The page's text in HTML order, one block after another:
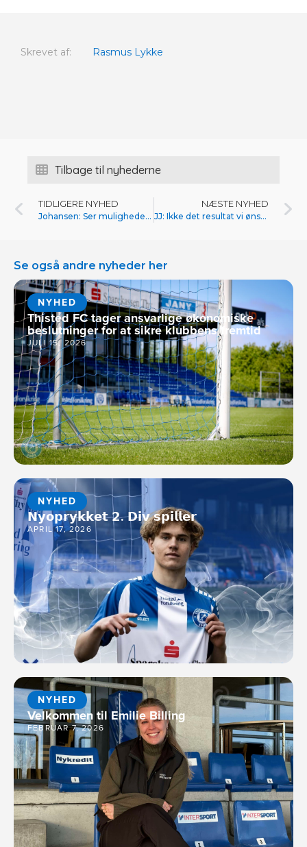
Skrevet af: Rasmus Lykke
Tilbage til nyhederne
TIDLIGERE NYHED
Johansen: Ser muligheder mod Fremad Amager
NÆSTE NYHED
JJ: Ikke det resultat vi ønskede
Se også andre nyheder her
NYHED
Thisted FC tager ansvarlige økonomiske
beslutninger for at sikre klubbens fremtid
JULI 15, 2026
NYHED
𝗡𝘆𝗼𝗽𝗿𝘆𝗸𝗸𝗲𝘁 𝟮. 𝗗𝗶𝘃 𝘀𝗽𝗶𝗹𝗹𝗲𝗿
APRIL 17, 2026
NYHED
Velkommen til Emilie Billing
FEBRUAR 7, 2026